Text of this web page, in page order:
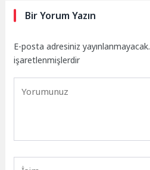
Bir Yorum Yazın
E-posta adresiniz yayınlanmayacak.
işaretlenmişlerdir